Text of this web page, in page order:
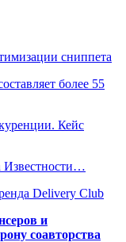
сниппета
более 55
Кейс
Известности…
Delivery Club
и
соавторства